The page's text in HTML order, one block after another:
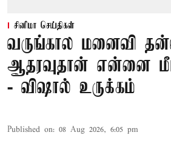
சினிமா செய்திகள்
வருங்கால மனைவி
ஆதரவுதான் என்னை
- விஷால் உருக்கம்
Published on: 08 Aug 2026, 6:05 pm